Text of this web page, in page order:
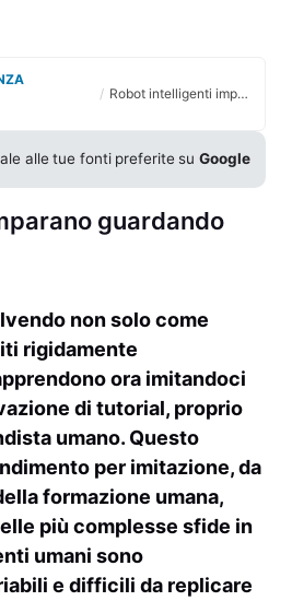
/ Robot intelligenti imparano dai tutorial video come gli esseri umani migliorando le loro capacità autonome
alle tue fonti preferite suGoogle
guardando
non solo come
rigidamente
ora imitandoci
di tutorial, proprio
umano. Questo
per imitazione, da
formazione umana,
più complesse sfide in
umani sono
e difficili da replicare